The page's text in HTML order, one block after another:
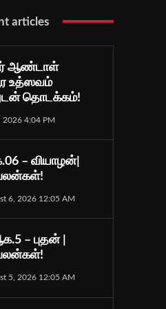
articles
ஆண்டாள்
உத்ஸவம்
தொடக்கம்!
2026 4:04 PM
– வியாழன்|
6, 2026 12:05 AM
– புதன் |
5, 2026 12:05 AM